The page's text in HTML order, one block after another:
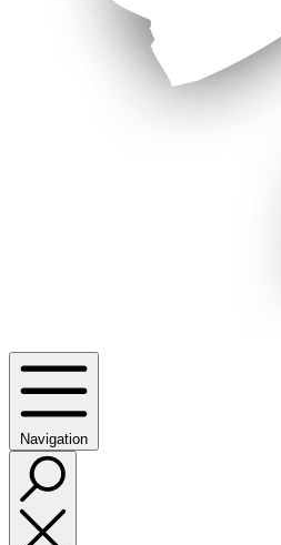
Navigation